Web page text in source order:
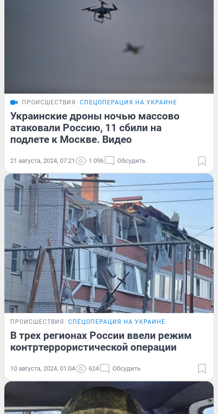
ПРОИСШЕСТВИЯ СПЕЦОПЕРАЦИЯ НА УКРАИНЕ
Украинские дроны ночью массово
атаковали Россию, 11 сбили на
подлете к Москве. Видео
21 августа, 2024, 07:21 1 096 Обсудить
ПРОИСШЕСТВИЯ СПЕЦОПЕРАЦИЯ НА УКРАИНЕ
В трех регионах России ввели режим
контртеррористической операции
10 августа, 2024, 01:04 624 Обсудить